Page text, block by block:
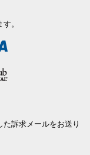
。
訴求メールをお送り